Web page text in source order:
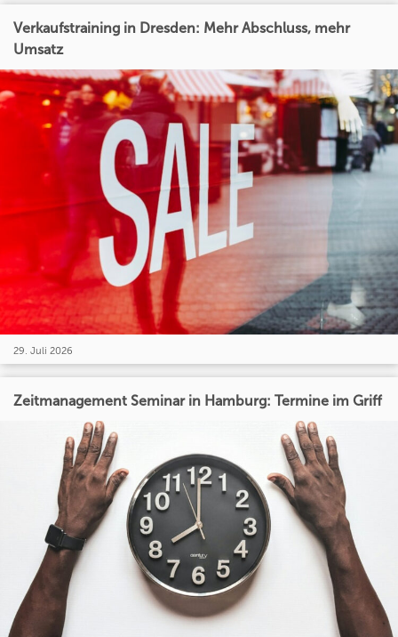
Verkaufstraining in Dresden: Mehr Abschluss, mehr
Umsatz
29. Juli 2026
Zeitmanagement Seminar in Hamburg: Termine im Griff